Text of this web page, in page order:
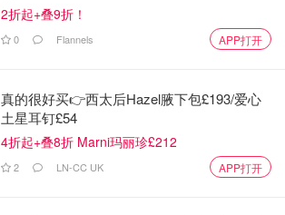
2折起+叠9折！
0 Flannels APP打开
真的很好买👉西太后Hazel腋下包£193/爱心
土星耳钉£54
4折起+叠8折 Marni玛丽珍£212
2 LN-CC UK APP打开